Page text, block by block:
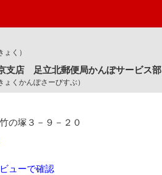
く）
店 足立北郵便局かんぽサービス部
ょくかんぽさーびすぶ）
の塚３－９－２０
ューで確認